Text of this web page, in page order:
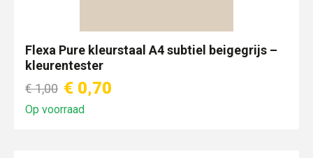
Flexa Pure kleurstaal A4 subtiel beigegrijs –
kleurentester
€ 1,00 € 0,70
Op voorraad